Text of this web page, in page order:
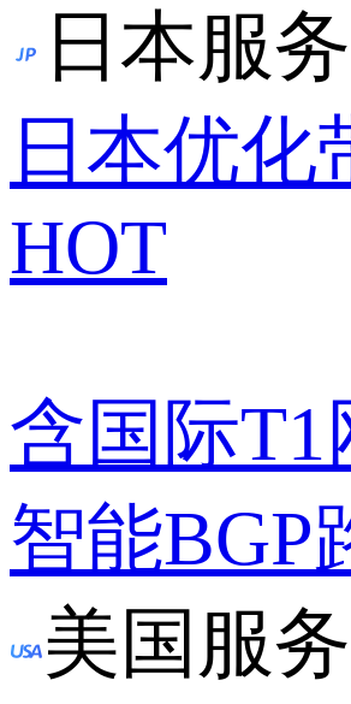
日本服
日本优化
HOT
含国际
智能BGP
美国服